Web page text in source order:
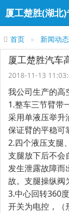
厦工楚胜(湖北
首页 新闻动态
厦工楚胜汽车
2018-11-13
我公司生产的高
1.整车三节臂带
采用单液压举升
保证臂的平稳可
2.四个液压支腿
支腿放下后不会
发生泄露故障而
故。支腿操纵阀
3.中心回转360
开关为电控，（